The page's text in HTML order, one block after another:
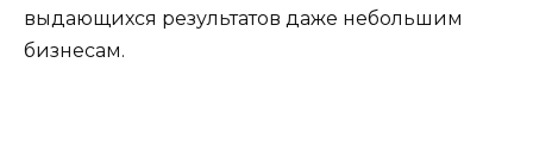
выдающихся результатов даже небольшим
бизнесам.